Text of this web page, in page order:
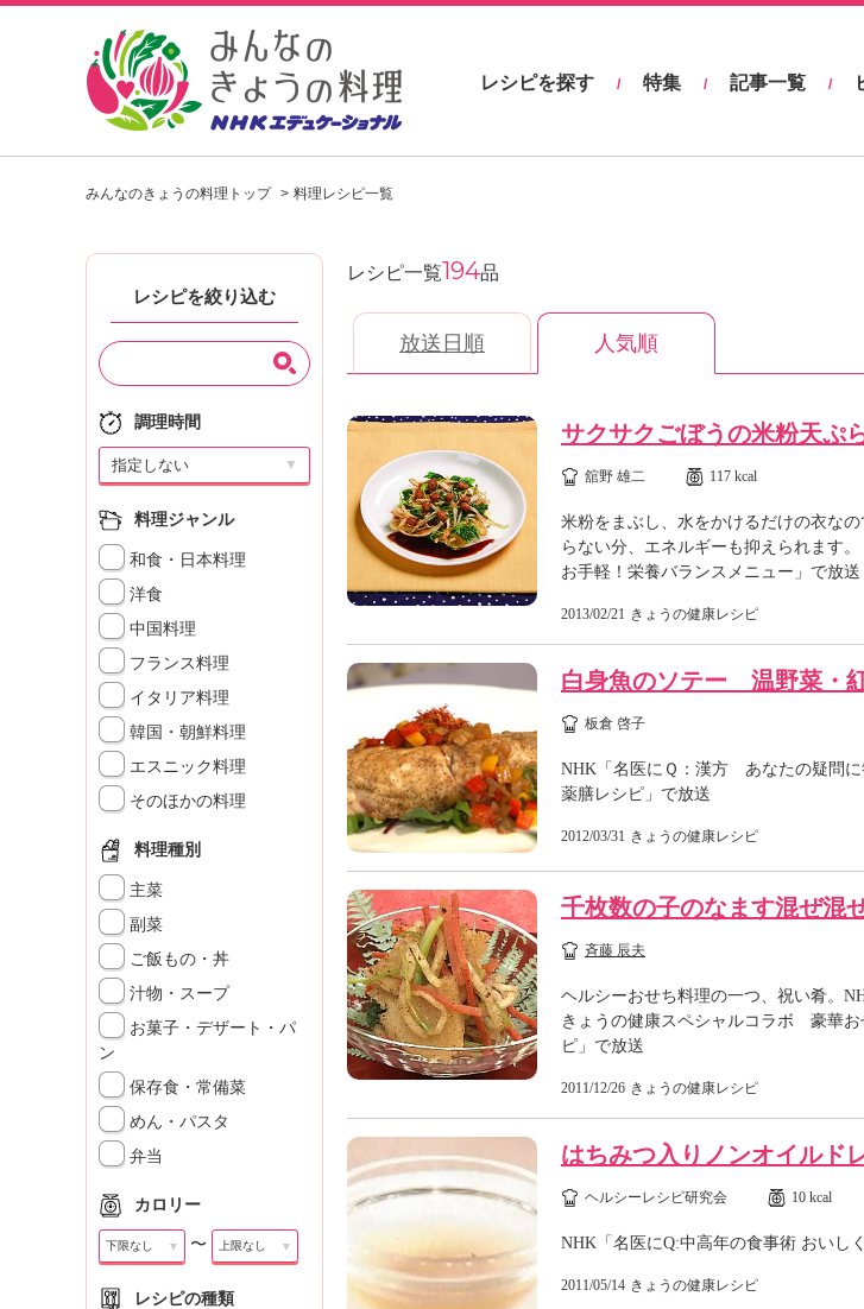
シ
見
つ
よ
N
H
K
エ
デ
ケ
ー
ョ
ナ
ル
「
み
ん
な
の
き
ょ
う
の
料
理
」
レシピを探す / 特集 / 記事一覧 /
みんなのきょうの料理トップ 料理レシピ一覧
レシピを絞り込む
調理時間
▼
料理ジャンル
和食・日本料理
洋食
中国料理
フランス料理
イタリア料理
韓国・朝鮮料理
エスニック料理
そのほかの料理
料理種別
主菜
副菜
ご飯もの・丼
汁物・スープ
お菓子・デザート・パ
ン
保存食・常備菜
めん・パスタ
弁当
カロリー
▼ 〜 ▼
レシピの種類
レシピ一覧194品
放送日順 人気順
サクサクごぼうの米粉天ぷ
舘野 雄二 117 kcal
米粉をまぶし、水をかけるだけの衣な
らない分、エネルギーも抑えられま
お手軽！栄養バランスメニュー」で放送
2013/02/21 きょうの健康レシピ
白身魚のソテー 温野菜・
板倉 啓子
NHK「名医にＱ：漢方 あなたの疑問
薬膳レシピ」で放送
2012/03/31 きょうの健康レシピ
千枚数の子のなます混ぜ混
斉藤 辰夫
ヘルシーおせち料理の一つ、祝い肴。
きょうの健康スペシャルコラボ 豪華
ピ」で放送
2011/12/26 きょうの健康レシピ
はちみつ入りノンオイルド
ヘルシーレシピ研究会 10 kcal
NHK「名医にQ:中高年の食事術 おいし
2011/05/14 きょうの健康レシピ